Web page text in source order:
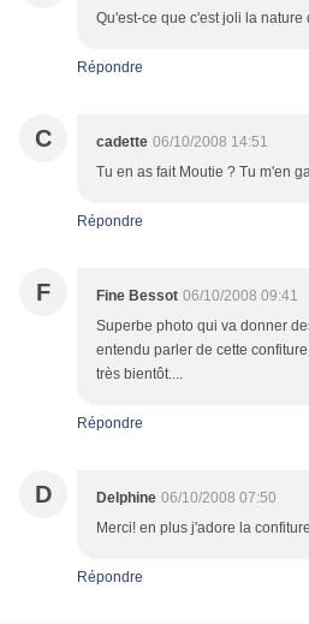
Qu'est-ce que c'est joli la
Répondre
C cadette 06/10/2008 14:51
Tu en as fait Moutie ? Tu m'en
Répondre
F Fine Bessot 06/10/2008 09:41
Superbe photo qui va donner
entendu parler de cette
très bientôt....
Répondre
D Delphine 06/10/2008 07:50
Merci! en plus j'adore la
Répondre